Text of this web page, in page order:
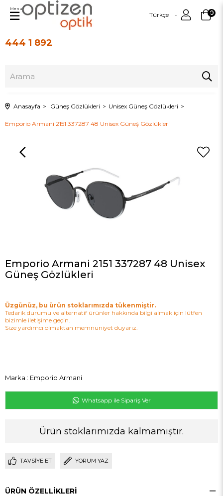
444 1 892
Türkçe 0
Menu
Anasayfa Güneş Gözlükleri Unisex Güneş Gözlükleri
Emporio Armani 2151 337287 48 Unisex Güneş Gözlükleri
Emporio Armani 2151 337287 48 Unisex
Güneş Gözlükleri
Üzgünüz, bu ürün stoklarımızda tükenmiştir.
Tedarik durumu ve alternatif ürünler hakkında bilgi almak için lütfen
bizimle iletişime geçin.
Size yardımcı olmaktan memnuniyet duyarız.
Marka : Emporio Armani
Whatsapp ile Sipariş Ver
Ürün stoklarımızda kalmamıştır.
TAVSIYE ET YORUM YAZ
ÜRÜN ÖZELLIKLERI